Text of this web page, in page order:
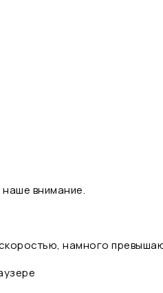
наше внимание.
намного